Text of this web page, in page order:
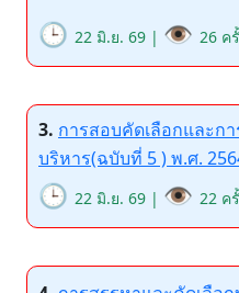
🕒 22 มิ.ย. 69 | 👁️ 26 ค
3. การสอบคัดเลือกและก
บริหาร(ฉบับที่ 5 ) พ.ศ.
🕒 22 มิ.ย. 69 | 👁️ 22 ค